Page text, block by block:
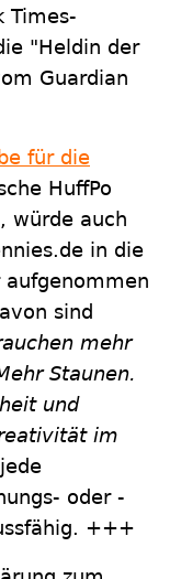
Times-
"Heldin der
Guardian
für die
HuffPo
würde auch
in die
aufgenommen
sind
mehr
Staunen.
und
im
oder -
+++